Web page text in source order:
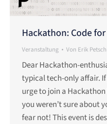
Hackathon: Code
Veranstaltung Von Erik Petsch
Dear Hackathon-
typical tech-only affair.
urge to join a
you weren’t sure about
fear not! This event is